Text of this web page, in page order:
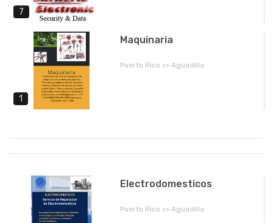
7
1
Maquinaria
Puerto Rico >> Aguadilla
Electrodomesticos
Puerto Rico >> Aguadilla